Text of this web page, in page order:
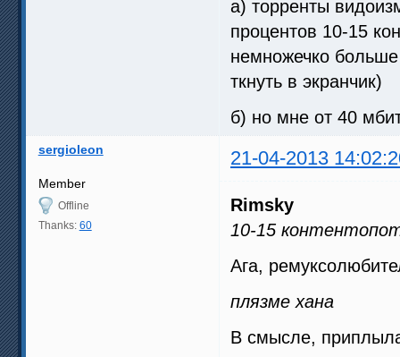
а) торренты
процентов 10-15
немножечко
ткнуть в экранчик)
б) но мне от 40
sergioleon 21-04-2013
Member
Offline
Thanks: 60
Rimsky
10-15
Ага,
плязме хана
В смысле,